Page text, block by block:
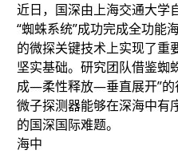
近日，国深由上海交通大学
“蜘蛛系统”成功完成全功能
的微探关键技术上实现了重
坚实基础。研究团队借鉴蜘
成—柔性释放—垂直展开”的
微子探测器能够在深海中有
的国深国际难题。
海中